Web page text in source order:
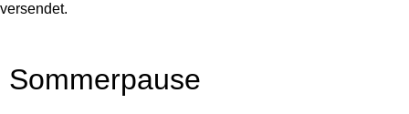
versendet.
Sommerpause